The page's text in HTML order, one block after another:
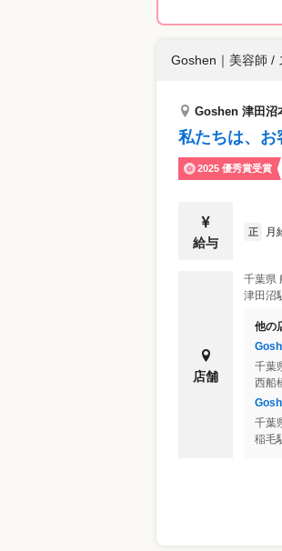
育て中も多数活躍 ・70歳超のス
グ無料・道具代も毎
BBQなど自由参加
Goshen ｜ 美容師 /
Goshen 津田沼
私たちは、お
2025 優秀賞受賞
給与
正 月
店舗
千葉県
津田沼
他の
千葉
西船
千葉
稲毛